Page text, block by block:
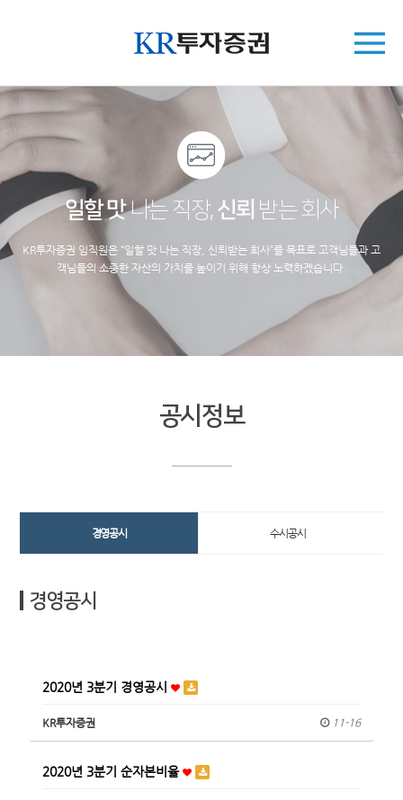
일할 맛나는 직장,신뢰 받는 회사
KR투자증권 임직원은 “일할 맛 나는 직장, 신뢰받는 회사”를 목표로 고객님들과 고
객님들의 소중한 자산의 가치를 높이기 위해 항상 노력하겠습니다.
공시정보
경영공시 수시공시
경영공시
2020년 3분기 경영공시
KR투자증권 11-16
2020년 3분기 순자본비율